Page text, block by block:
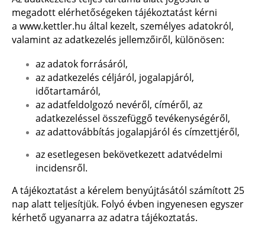
megadott elérhetőségeken tájékoztatást kérni
a www.kettler.hu által kezelt, személyes adatokról,
valamint az adatkezelés jellemzőiről, különösen:
az adatok forrásáról,
az adatkezelés céljáról, jogalapjáról,
időtartamáról,
az adatfeldolgozó nevéről, címéről, az
adatkezeléssel összefüggő tevékenységéről,
az adattovábbítás jogalapjáról és címzettjéről,
az esetlegesen bekövetkezett adatvédelmi
incidensről.
A tájékoztatást a kérelem benyújtásától számított 25
nap alatt teljesítjük. Folyó évben ingyenesen egyszer
kérhető ugyanarra az adatra tájékoztatás.